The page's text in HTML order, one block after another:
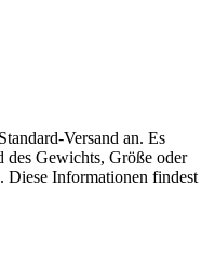
Versand an. Es
Gewichts, Größe oder
Diese Informationen findest